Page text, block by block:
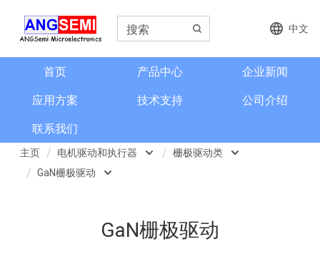
中文
首页 产品中心
企业新闻
应用方案
技术支持
公司介绍
联系我们
主页 电机驱动和执行器 栅极驱动类
GaN栅极驱动
GaN栅极驱动